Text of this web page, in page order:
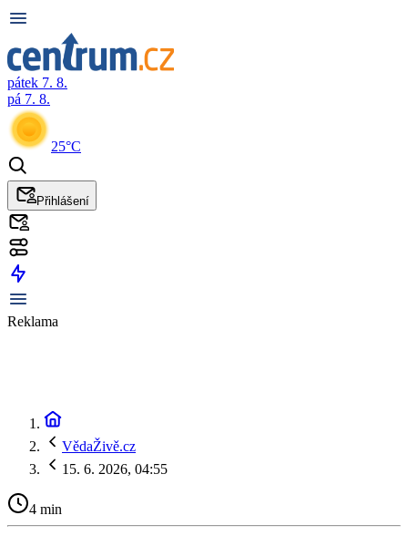
pátek 7. 8.
pá 7. 8.
25°C
Přihlášení
Reklama
VědaŽivě.cz
15. 6. 2026, 04:55
4 min